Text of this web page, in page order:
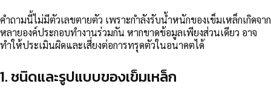
คำถามนี้ไม่มีตัวเลขตายตัว เพราะกำลังรับน้ำหนักของเข็มเหล็กเกิดจาก
หลายองค์ประกอบทำงานร่วมกัน หากขาดข้อมูลเพียงส่วนเดียว อาจ
ทำให้ประเมินผิดและเสี่ยงต่อการทรุดตัวในอนาคตได้
1. ชนิดและรูปแบบของเข็มเหล็ก